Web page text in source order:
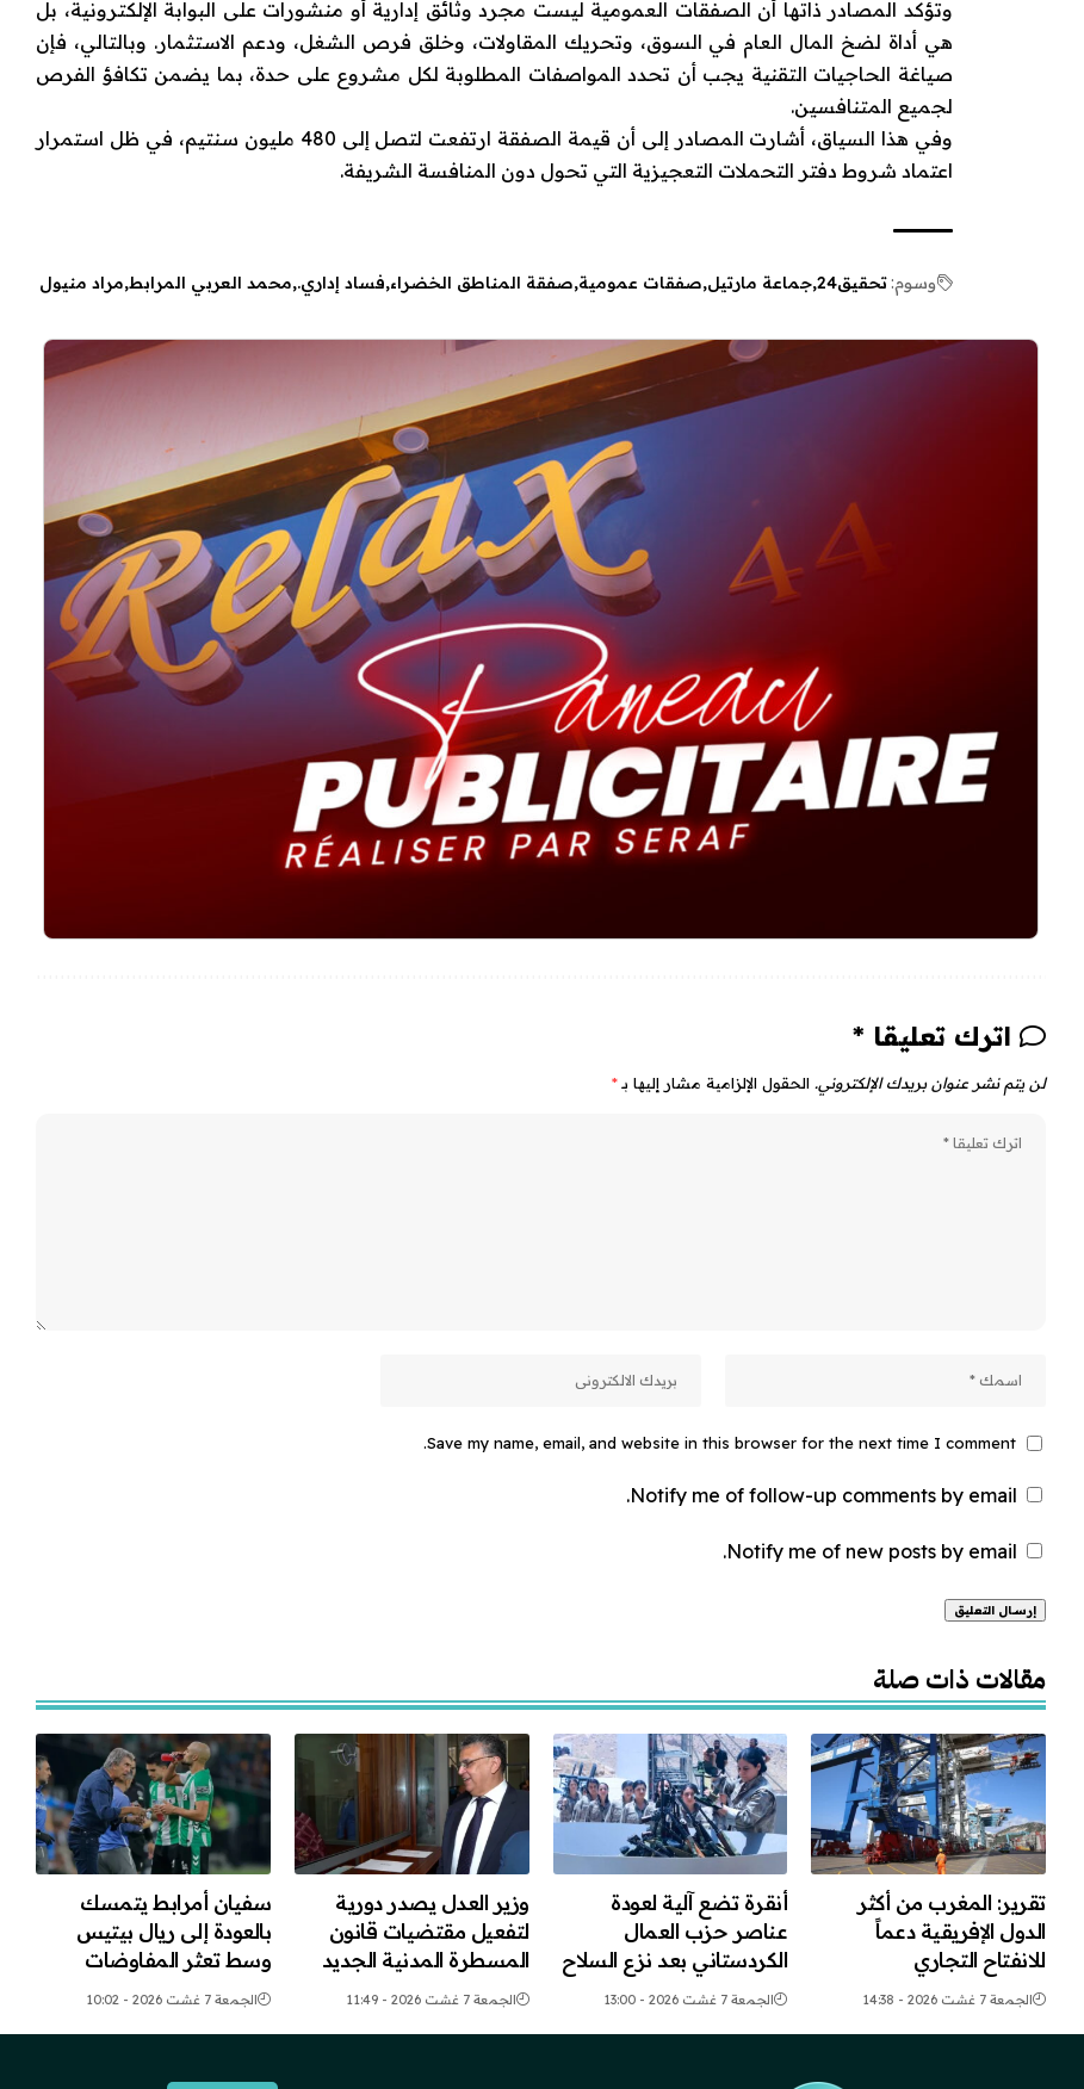
وتؤكد المصادر ذاتها أن الصفقات العمومية ليست مجرد وثائق إدارية أو منشورات على البوابة الإلكترونية، بل
هي أداة لضخ المال العام في السوق، وتحريك المقاولات، وخلق فرص الشغل، ودعم الاستثمار. وبالتالي، فإن
صياغة الحاجيات التقنية يجب أن تحدد المواصفات المطلوبة لكل مشروع على حدة، بما يضمن تكافؤ الفرص
لجميع المتنافسين.
وفي هذا السياق، أشارت المصادر إلى أن قيمة الصفقة ارتفعت لتصل إلى 480 مليون سنتيم، في ظل استمرار
اعتماد شروط دفتر التحملات التعجيزية التي تحول دون المنافسة الشريفة.
وسوم:تحقيق24 جماعة مارتيل صفقات عمومية صفقة المناطق الخضراء فساد إداري. محمد العربي المرابط مراد منيول
اترك تعليقا *
لن يتم نشر عنوان بريدك الإلكتروني. الحقول الإلزامية مشار إليها بـ*
Save my name, email, and website in this browser for the next time I comment.
Notify me of follow-up comments by email.
Notify me of new posts by email.
مقالات ذات صلة
تقرير: المغرب من أكثر
الدول الإفريقية دعماً
للانفتاح التجاري
الجمعة 7 غشت 2026 - 14:38
أنقرة تضع آلية لعودة
عناصر حزب العمال
الكردستاني بعد نزع السلاح
الجمعة 7 غشت 2026 - 13:00
وزير العدل يصدر دورية
لتفعيل مقتضيات قانون
المسطرة المدنية الجديد
الجمعة 7 غشت 2026 - 11:49
سفيان أمرابط يتمسك
بالعودة إلى ريال بيتيس
وسط تعثر المفاوضات
الجمعة 7 غشت 2026 - 10:02